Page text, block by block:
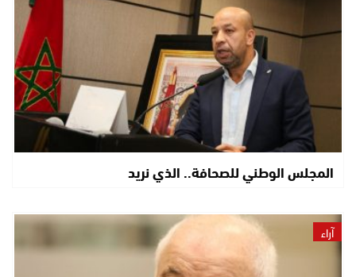
المجلس الوطني للصحافة.. الذي نريد
آراء